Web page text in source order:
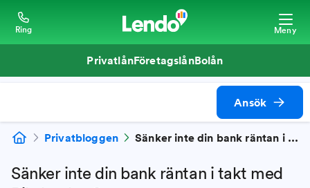
Ring Meny
PrivatlånFöretagslånBolån
Ansök
Privatbloggen Sänker inte din bank räntan i takt med Riksbanken?
Sänker inte din bank räntan i takt med